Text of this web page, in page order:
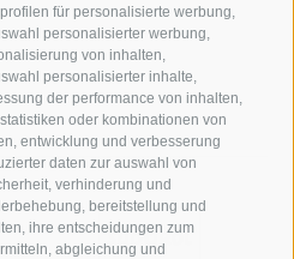
für personalisierte werbung,
personalisierter werbung,
von inhalten,
personalisierter inhalte,
der performance von inhalten,
oder kombinationen von
entwicklung und verbesserung
daten zur auswahl von
verhinderung und
bereitstellung und
ihre entscheidungen zum
abgleichung und